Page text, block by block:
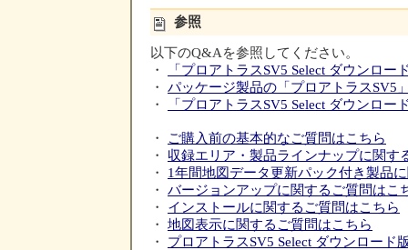
参照
以下のQ&Aを参照してください。
・
「プロアトラスSV5 Select ダウンロ
・ パッケージ製品の「プロアトラスSV5
・
「プロアトラスSV5 Select ダウンロ
・
ご購入前の基本的なご質問はこちら
・ 収録エリア・製品ラインナップに関す
・ 1年間地図データ更新パック付き製品
・ バージョンアップに関するご質問はこ
・ インストールに関するご質問はこちら
・ 地図表示に関するご質問はこちら
・ プロアトラスSV5 Select ダウンロード